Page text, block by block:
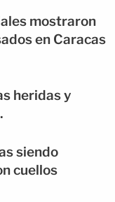
mostraron
en Caracas
heridas y
siendo
cuellos